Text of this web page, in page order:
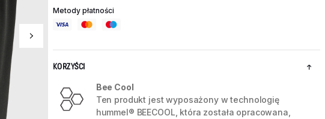
Metody płatności
KORZYŚCI
Bee Cool
Ten produkt jest wyposażony w technologię
hummel® BEECOOL, która została opracowana,